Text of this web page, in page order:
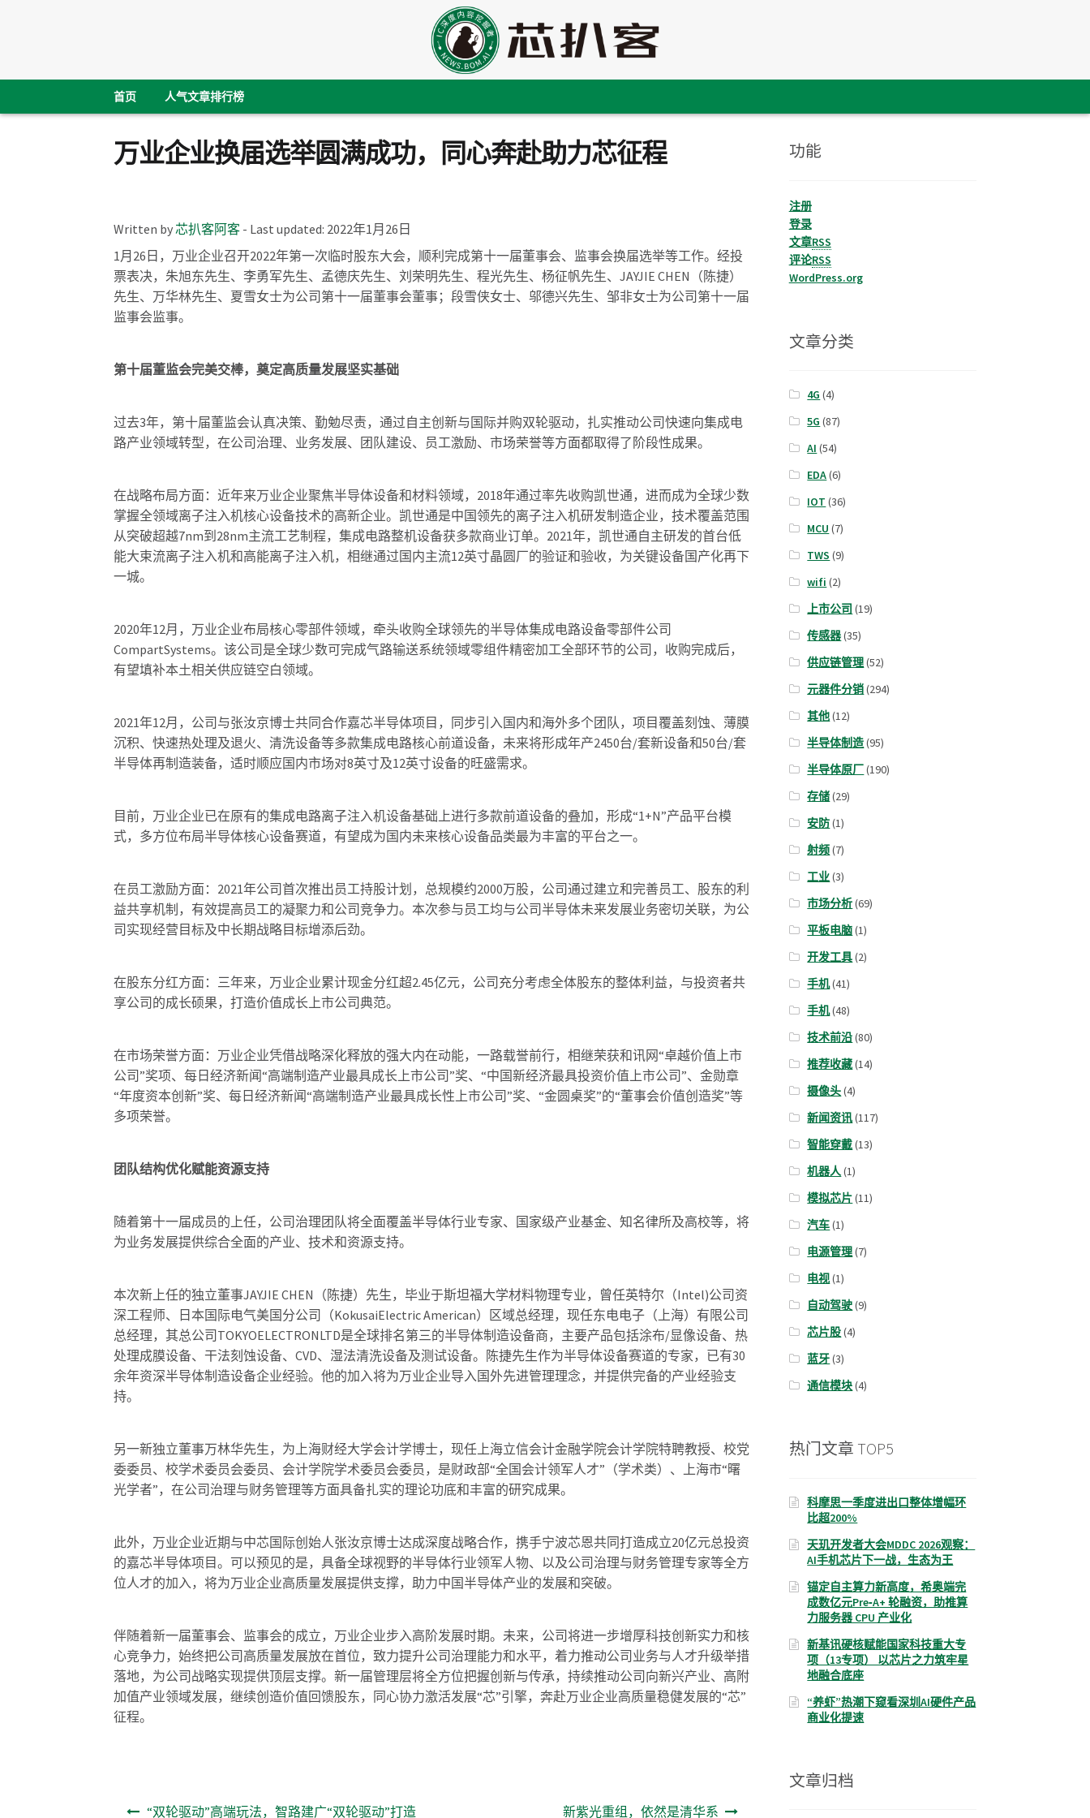
首页 人气文章排行榜
​万业企业换届选举圆满成功，同心奔赴助力芯征程
Written by芯扒客阿客 - Last updated: 2022年1月26日
1月26日，万业企业召开2022年第一次临时股东大会，顺利完成第十一届董事会、监事会换届选举等工作。经投
票表决，朱旭东先生、李勇军先生、孟德庆先生、刘荣明先生、程光先生、杨征帆先生、JAYJIE CHEN（陈捷）
先生、万华林先生、夏雪女士为公司第十一届董事会董事；段雪侠女士、邬德兴先生、邹非女士为公司第十一届
监事会监事。
第十届董监会完美交棒，奠定高质量发展坚实基础
过去3年，第十届董监会认真决策、勤勉尽责，通过自主创新与国际并购双轮驱动，扎实推动公司快速向集成电
路产业领域转型，在公司治理、业务发展、团队建设、员工激励、市场荣誉等方面都取得了阶段性成果。
在战略布局方面：近年来万业企业聚焦半导体设备和材料领域，2018年通过率先收购凯世通，进而成为全球少数
掌握全领域离子注入机核心设备技术的高新企业。凯世通是中国领先的离子注入机研发制造企业，技术覆盖范围
从突破超越7nm到28nm主流工艺制程，集成电路整机设备获多款商业订单。2021年，凯世通自主研发的首台低
能大束流离子注入机和高能离子注入机，相继通过国内主流12英寸晶圆厂的验证和验收，为关键设备国产化再下
一城。
2020年12月，万业企业布局核心零部件领域，牵头收购全球领先的半导体集成电路设备零部件公司
CompartSystems。该公司是全球少数可完成气路输送系统领域零组件精密加工全部环节的公司，收购完成后，
有望填补本土相关供应链空白领域。
2021年12月，公司与张汝京博士共同合作嘉芯半导体项目，同步引入国内和海外多个团队，项目覆盖刻蚀、薄膜
沉积、快速热处理及退火、清洗设备等多款集成电路核心前道设备，未来将形成年产2450台/套新设备和50台/套
半导体再制造装备，适时顺应国内市场对8英寸及12英寸设备的旺盛需求。
目前，万业企业已在原有的集成电路离子注入机设备基础上进行多款前道设备的叠加，形成“1+N”产品平台模
式，多方位布局半导体核心设备赛道，有望成为国内未来核心设备品类最为丰富的平台之一。
在员工激励方面：2021年公司首次推出员工持股计划，总规模约2000万股，公司通过建立和完善员工、股东的利
益共享机制，有效提高员工的凝聚力和公司竞争力。本次参与员工均与公司半导体未来发展业务密切关联，为公
司实现经营目标及中长期战略目标增添后劲。
在股东分红方面：三年来，万业企业累计现金分红超2.45亿元，公司充分考虑全体股东的整体利益，与投资者共
享公司的成长硕果，打造价值成长上市公司典范。
在市场荣誉方面：万业企业凭借战略深化释放的强大内在动能，一路载誉前行，相继荣获和讯网“卓越价值上市
公司”奖项、每日经济新闻“高端制造产业最具成长上市公司”奖、“中国新经济最具投资价值上市公司”、金勋章
“年度资本创新”奖、每日经济新闻“高端制造产业最具成长性上市公司”奖、“金圆桌奖”的“董事会价值创造奖”等
多项荣誉。
团队结构优化赋能资源支持
随着第十一届成员的上任，公司治理团队将全面覆盖半导体行业专家、国家级产业基金、知名律所及高校等，将
为业务发展提供综合全面的产业、技术和资源支持。
本次新上任的独立董事JAYJIE CHEN（陈捷）先生，毕业于斯坦福大学材料物理专业，曾任英特尔（Intel)公司资
深工程师、日本国际电气美国分公司（KokusaiElectric American）区域总经理，现任东电电子（上海）有限公司
总经理，其总公司TOKYOELECTRONLTD是全球排名第三的半导体制造设备商，主要产品包括涂布/显像设备、热
处理成膜设备、干法刻蚀设备、CVD、湿法清洗设备及测试设备。陈捷先生作为半导体设备赛道的专家，已有30
余年资深半导体制造设备企业经验。他的加入将为万业企业导入国外先进管理理念，并提供完备的产业经验支
持。
另一新独立董事万林华先生，为上海财经大学会计学博士，现任上海立信会计金融学院会计学院特聘教授、校党
委委员、校学术委员会委员、会计学院学术委员会委员，是财政部“全国会计领军人才”（学术类）、上海市“曙
光学者”，在公司治理与财务管理等方面具备扎实的理论功底和丰富的研究成果。
此外，万业企业近期与中芯国际创始人张汝京博士达成深度战略合作，携手宁波芯恩共同打造成立20亿元总投资
的嘉芯半导体项目。可以预见的是，具备全球视野的半导体行业领军人物、以及公司治理与财务管理专家等全方
位人才的加入，将为万业企业高质量发展提供支撑，助力中国半导体产业的发展和突破。
伴随着新一届董事会、监事会的成立，万业企业步入高阶发展时期。未来，公司将进一步增厚科技创新实力和核
心竞争力，始终把公司高质量发展放在首位，致力提升公司治理能力和水平，着力推动公司业务与人才升级举措
落地，为公司战略实现提供顶层支撑。新一届管理层将全方位把握创新与传承，持续推动公司向新兴产业、高附
加值产业领域发展，继续创造价值回馈股东，同心协力激活发展“芯”引擎，奔赴万业企业高质量稳健发展的“芯”
征程。
文章导航
“双轮驱动”高端玩法，智路建广“双轮驱动”打造 ​新紫光重组，依然是清华系
功能
注册
登录
文章RSS
评论RSS
WordPress.org
文章分类
4G (4)
5G (87)
AI (54)
EDA(6)
IOT (36)
MCU (7)
TWS (9)
wifi (2)
上市公司 (19)
传感器(35)
供应链管理(52)
元器件分销(294)
其他(12)
半导体制造(95)
半导体原厂(190)
存储(29)
安防(1)
射频(7)
工业(3)
市场分析(69)
平板电脑(1)
开发工具(2)
手机(41)
手机(48)
技术前沿(80)
推荐收藏(14)
摄像头(4)
新闻资讯(117)
智能穿戴(13)
机器人(1)
模拟芯片(11)
汽车(1)
电源管理(7)
电视(1)
自动驾驶(9)
芯片股(4)
蓝牙(3)
通信模块(4)
热门文章 TOP5
科摩思一季度进出口整体增幅环
比超200%
天玑开发者大会MDDC 2026观察：
AI手机芯片下一战，生态为王
锚定自主算力新高度，希奥端完
成数亿元Pre‑A+ 轮融资，助推算
力服务器 CPU 产业化
新基讯硬核赋能国家科技重大专
项（13专项） 以芯片之力筑牢星
地融合底座
“养虾”热潮下窥看深圳AI硬件产品
商业化提速
文章归档